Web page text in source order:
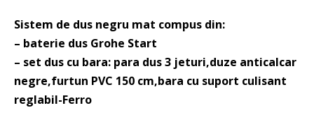
Sistem de dus negru mat compus din:
– baterie dus Grohe Start
– set dus cu bara: para dus 3 jeturi,duze anticalcar
negre,furtun PVC 150 cm,bara cu suport culisant
reglabil-Ferro